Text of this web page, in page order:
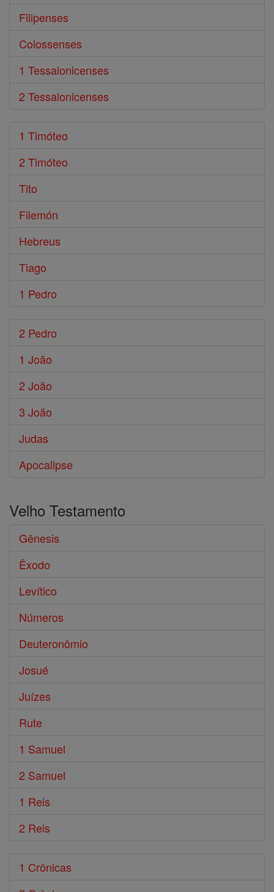
Filipenses
Colossenses
1 Tessalonicenses
2 Tessalonicenses
1 Timóteo
2 Timóteo
Tito
Filemón
Hebreus
Tiago
1 Pedro
2 Pedro
1 João
2 João
3 João
Judas
Apocalipse
Velho Testamento
Gênesis
Êxodo
Levítico
Números
Deuteronômio
Josué
Juízes
Rute
1 Samuel
2 Samuel
1 Reis
2 Reis
1 Crônicas